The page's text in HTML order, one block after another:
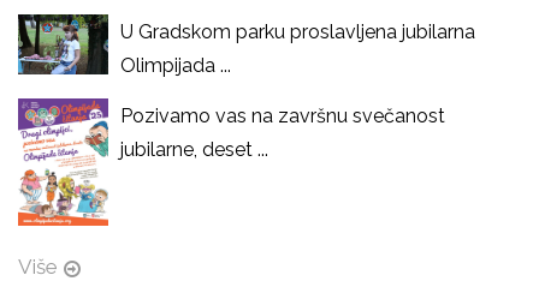
U Gradskom parku proslavljena jubilarna
Olimpijada ...
Pozivamo vas na završnu svečanost
jubilarne, deset ...
Više